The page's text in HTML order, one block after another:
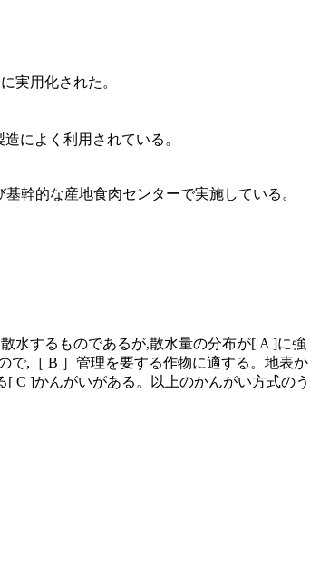
実用化された。
によく利用されている。
幹的な産地食肉センターで実施している。
水するものであるが,散水量の分布が[ A ]に強
で,［ B ］管理を要する作物に適する。地表か
C ]かんがいがある。以上のかんがい方式のう